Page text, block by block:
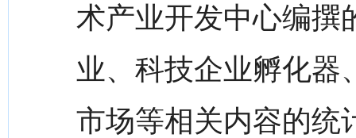
术产业开发中心编撰
业、科技企业孵化器
市场等相关内容的统